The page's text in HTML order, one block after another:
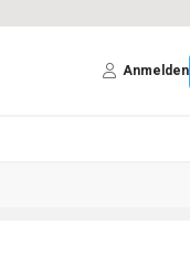
Anmelden